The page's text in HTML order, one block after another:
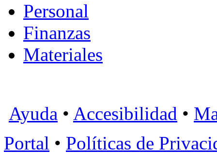
Personal
Finanzas
Materiales
Ayuda • Accesibilidad •
Portal • Políticas de